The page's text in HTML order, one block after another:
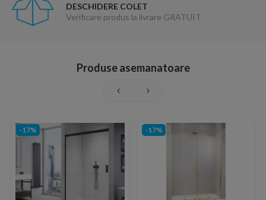
DESCHIDERE COLET
Verificare produs la livrare GRATUIT
Produse asemanatoare
-17% -17%